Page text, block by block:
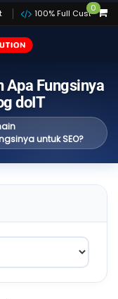
100% Full Custom
0
Apa Fungsinya
doIT
untuk SEO?